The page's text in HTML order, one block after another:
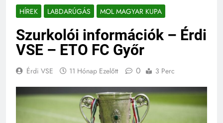
HÍREK LABDARÚGÁS MOL MAGYAR KUPA
Szurkolói információk – Érdi
VSE – ETO FC Győr
Érdi VSE 11 Hónap Ezelőtt 0 3 Perc